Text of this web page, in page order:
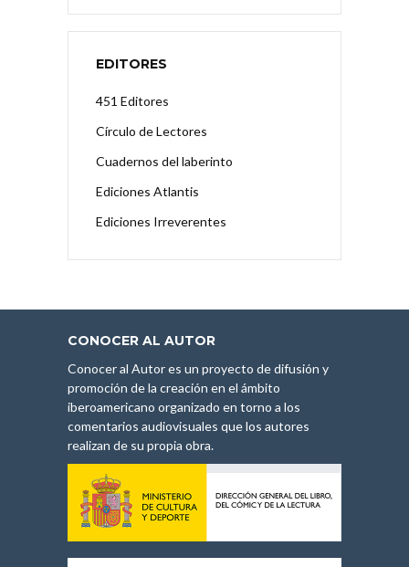
EDITORES
451 Editores
Círculo de Lectores
Cuadernos del laberinto
Ediciones Atlantis
Ediciones Irreverentes
CONOCER AL AUTOR
Conocer al Autor es un proyecto de difusión y
promoción de la creación en el ámbito
iberoamericano organizado en torno a los
comentarios audiovisuales que los autores
realizan de su propia obra.